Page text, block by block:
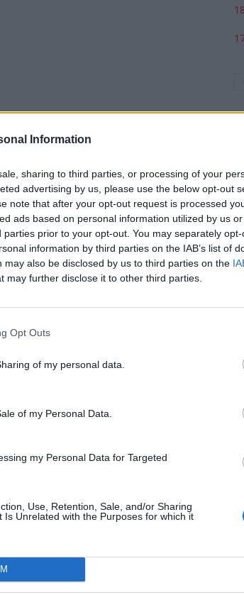
Information
sharing to third parties, or processing of your
advertising by us, please use the below opt-out
note that after your opt-out request is processed
ads based on personal information utilized by us
parties prior to your opt-out. You may separately
information by third parties on the IAB’s list of
may also be disclosed by us to third parties on the
may further disclose it to other third parties.
Opt Outs
of my personal data.
of my Personal Data.
my Personal Data for Targeted
Use, Retention, Sale, and/or Sharing
Is Unrelated with the Purposes for which it